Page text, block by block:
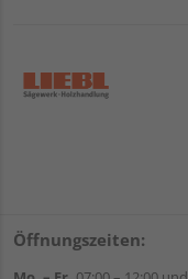
Öffnungszeiten: